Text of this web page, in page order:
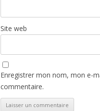
Site web
Enregistrer mon nom, mon e-
commentaire.